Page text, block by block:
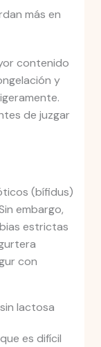
más en
contenido
y
de juzgar
(bífidus)
embargo,
estrictas
con
lactosa
es difícil